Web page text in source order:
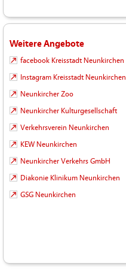
Weitere Angebote
facebook Kreisstadt Neunkirchen
Instagram Kreisstadt Neunkirchen
Neunkircher Zoo
Neunkircher Kulturgesellschaft
Verkehrsverein Neunkirchen
KEW Neunkirchen
Neunkircher Verkehrs GmbH
Diakonie Klinikum Neunkirchen
GSG Neunkirchen